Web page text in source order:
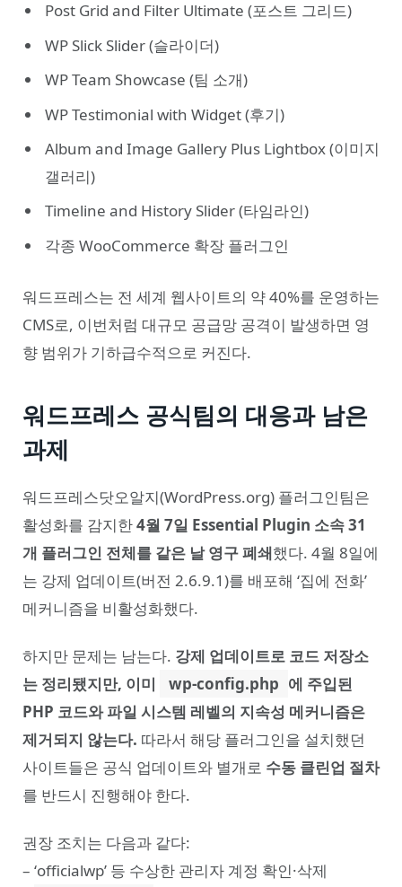
Post Grid and Filter Ultimate (포스트 그리드)
WP Slick Slider (슬라이더)
WP Team Showcase (팀 소개)
WP Testimonial with Widget (후기)
Album and Image Gallery Plus Lightbox (이미지
갤러리)
Timeline and History Slider (타임라인)
각종 WooCommerce 확장 플러그인
워드프레스는 전 세계 웹사이트의 약 40%를 운영하는
CMS로, 이번처럼 대규모 공급망 공격이 발생하면 영
향 범위가 기하급수적으로 커진다.
워드프레스 공식팀의 대응과 남은
과제
워드프레스닷오알지(WordPress.org) 플러그인팀은
활성화를 감지한4월 7일 Essential Plugin 소속 31
개 플러그인 전체를 같은 날 영구 폐쇄했다. 4월 8일에
는 강제 업데이트(버전 2.6.9.1)를 배포해 ‘집에 전화’
메커니즘을 비활성화했다.
하지만 문제는 남는다. 강제 업데이트로 코드 저장소
는 정리됐지만, 이미
wp-config.php 에 주입된
PHP 코드와 파일 시스템 레벨의 지속성 메커니즘은
제거되지 않는다. 따라서 해당 플러그인을 설치했던
사이트들은 공식 업데이트와 별개로 수동 클린업 절차
를 반드시 진행해야 한다.
권장 조치는 다음과 같다:
– ‘officialwp’ 등 수상한 관리자 계정 확인·삭제